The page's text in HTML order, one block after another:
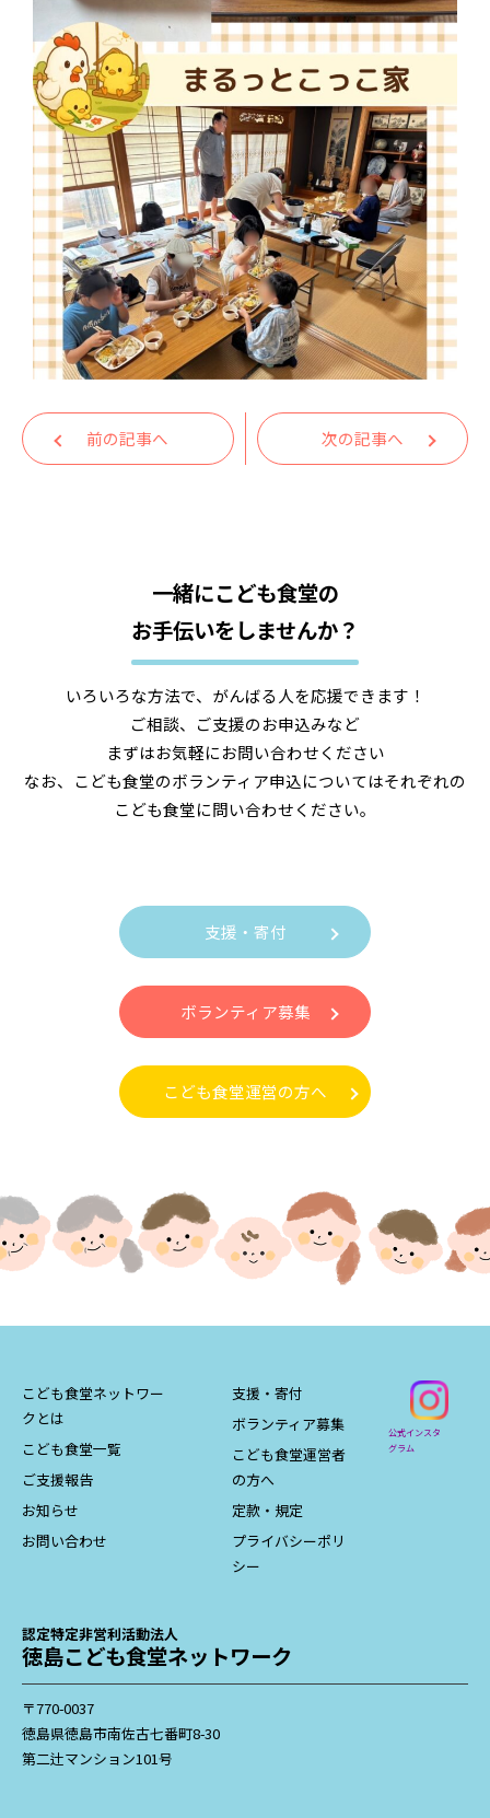
前の記事へ 次の記事へ
一緒にこども食堂の
お手伝いをしませんか？
いろいろな方法で、がんばる人を応援できます！
ご相談、ご支援のお申込みなど
まずはお気軽にお問い合わせください
なお、こども食堂のボランティア申込についてはそれぞれの
こども食堂に問い合わせください。
支援・寄付
ボランティア募集
こども食堂運営の方へ
こども食堂ネットワー
クとは
こども食堂一覧
ご支援報告
お知らせ
お問い合わせ
支援・寄付
ボランティア募集
こども食堂運営者
の方へ
定款・規定
プライバシーポリ
シー
公式インスタ
グラム
認定特定非営利活動法人
徳島こども食堂ネットワーク
〒770-0037
徳島県徳島市南佐古七番町8-30
第二辻マンション101号